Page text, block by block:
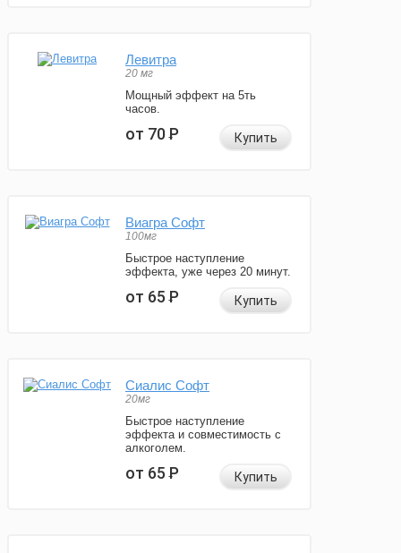
Левитра
20 мг
Мощный эффект на 5ть
часов.
от 70Р Купить
Виагра Софт
100мг
Быстрое наступление
эффекта, уже через 20 минут.
от 65Р Купить
Сиалис Софт
20мг
Быстрое наступление
эффекта и совместимость с
алкоголем.
от 65Р Купить